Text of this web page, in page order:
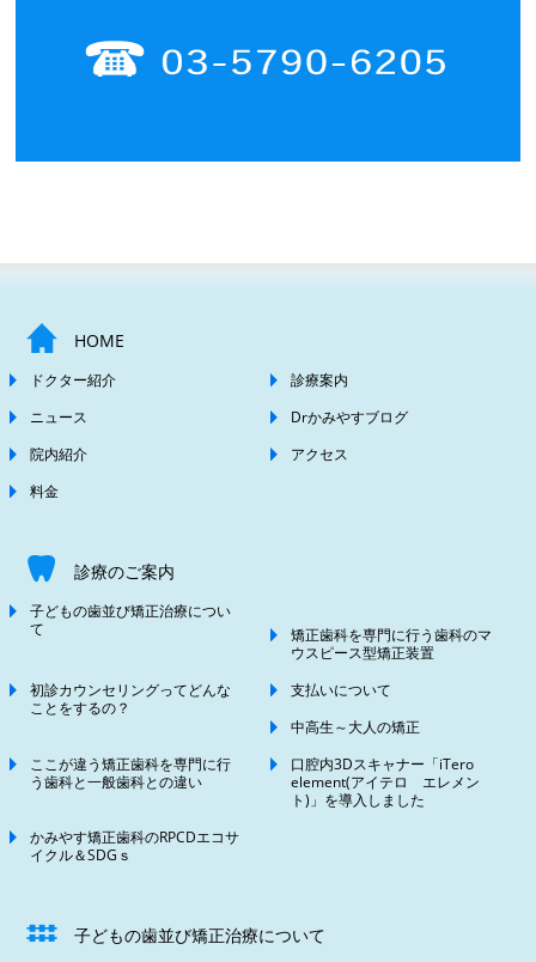
HOME
ドクター紹介
診療案内
ニュース
Drかみやすブログ
院内紹介
アクセス
料金
診療のご案内
子どもの歯並び矯正治療につい
て
矯正歯科を専門に行う歯科のマ
ウスピース型矯正装置
初診カウンセリングってどんな
ことをするの？
支払いについて
中高生～大人の矯正
ここが違う矯正歯科を専門に行
う歯科と一般歯科との違い
口腔内3Dスキャナー「iTero
element(アイテロ エレメン
ト)」を導入しました
かみやす矯正歯科のRPCDエコサ
イクル＆SDGｓ
子どもの歯並び矯正治療について